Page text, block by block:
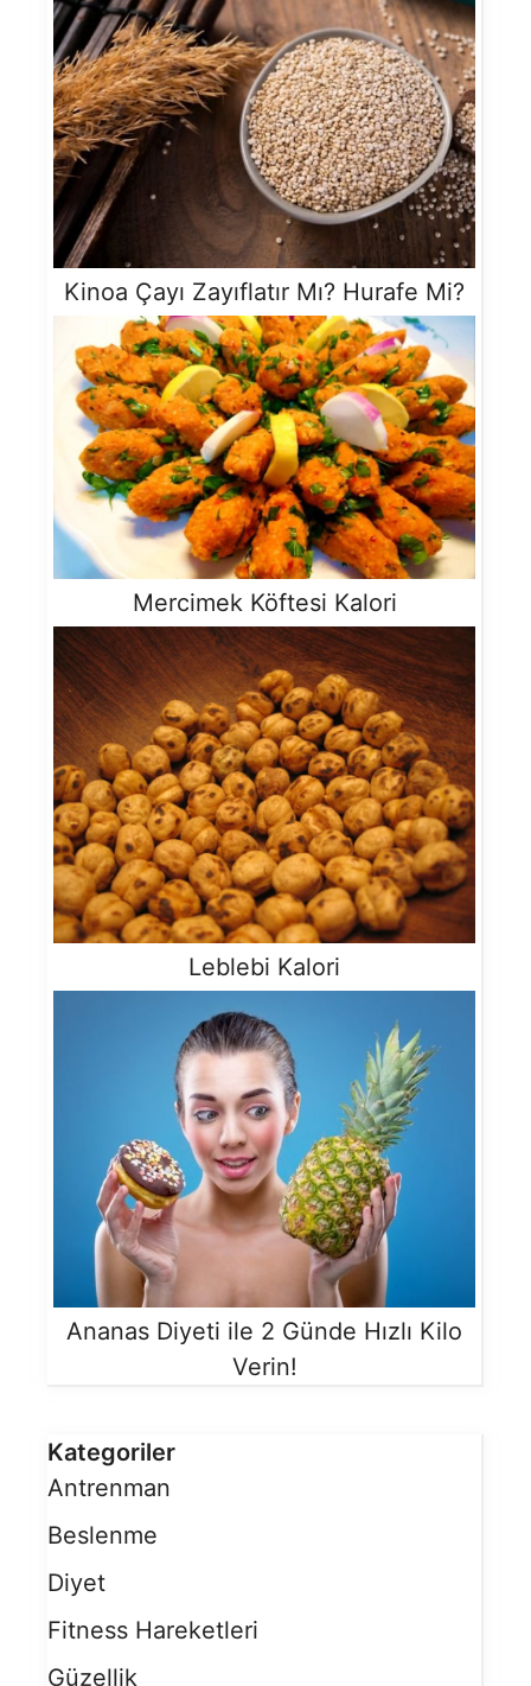
Kinoa Çayı Zayıflatır Mı? Hurafe Mi?
Mercimek Köftesi Kalori
Leblebi Kalori
Ananas Diyeti ile 2 Günde Hızlı Kilo
Verin!
Kategoriler
Antrenman
Beslenme
Diyet
Fitness Hareketleri
Güzellik